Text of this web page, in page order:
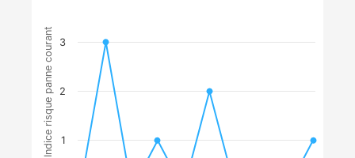
Indice risque panne courant 1
2
3